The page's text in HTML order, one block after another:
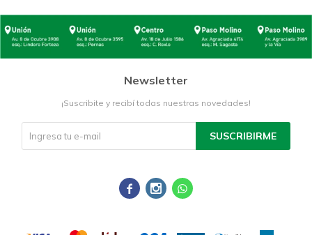
Newsletter
¡Suscribite y recibí todas nuestras novedades!
SUSCRIBIRME
  